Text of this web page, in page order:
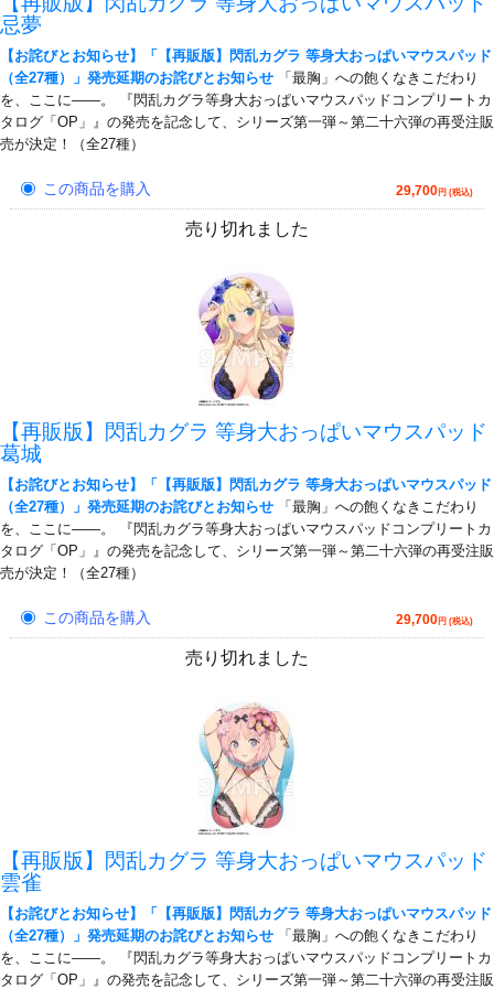
忌夢
【お詫びとお知らせ】「【再販版】閃乱カグラ 等身大おっぱいマウスパッド
（全27種）」発売延期のお詫びとお知らせ 「最胸」への飽くなきこだわり
を、ここに――。 『閃乱カグラ等身大おっぱいマウスパッドコンプリートカ
タログ「OP」』の発売を記念して、シリーズ第一弾～第二十六弾の再受注販
売が決定！（全27種）
この商品を購入 29,700円 (税込)
売り切れました
【再販版】閃乱カグラ 等身大おっぱいマウスパッド
葛城
【お詫びとお知らせ】「【再販版】閃乱カグラ 等身大おっぱいマウスパッド
（全27種）」発売延期のお詫びとお知らせ 「最胸」への飽くなきこだわり
を、ここに――。 『閃乱カグラ等身大おっぱいマウスパッドコンプリートカ
タログ「OP」』の発売を記念して、シリーズ第一弾～第二十六弾の再受注販
売が決定！（全27種）
この商品を購入 29,700円 (税込)
売り切れました
【再販版】閃乱カグラ 等身大おっぱいマウスパッド
雲雀
【お詫びとお知らせ】「【再販版】閃乱カグラ 等身大おっぱいマウスパッド
（全27種）」発売延期のお詫びとお知らせ 「最胸」への飽くなきこだわり
を、ここに――。 『閃乱カグラ等身大おっぱいマウスパッドコンプリートカ
タログ「OP」』の発売を記念して、シリーズ第一弾～第二十六弾の再受注販